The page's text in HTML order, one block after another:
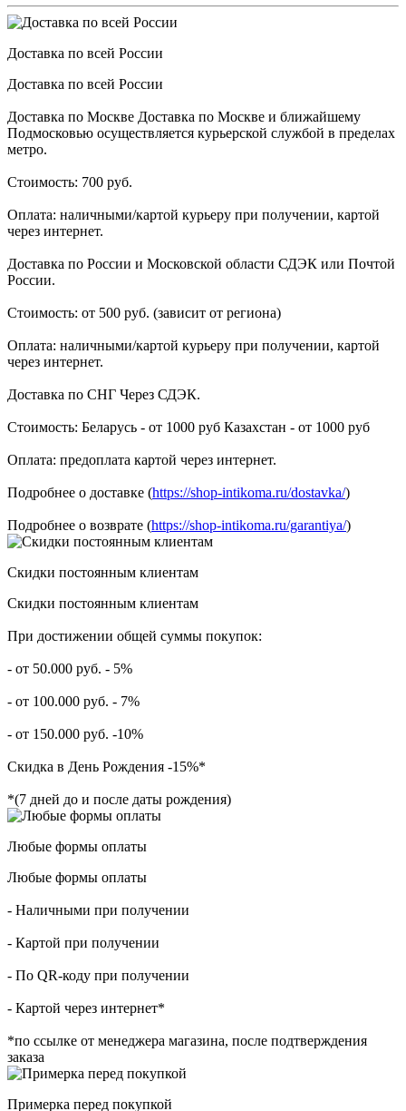
Доставка по всей России
Доставка по всей России
Доставка по Москве Доставка по Москве и ближайшему
Подмосковью осуществляется курьерской службой в пределах
метро.
Стоимость: 700 руб.
Оплата: наличными/картой курьеру при получении, картой
через интернет.
Доставка по России и Московской области СДЭК или Почтой
России.
Стоимость: от 500 руб. (зависит от региона)
Оплата: наличными/картой курьеру при получении, картой
через интернет.
Доставка по СНГ Через СДЭК.
Стоимость: Беларусь - от 1000 руб Казахстан - от 1000 руб
Оплата: предоплата картой через интернет.
Подробнее о доставке (https://shop-intikoma.ru/dostavka/)
Подробнее о возврате (https://shop-intikoma.ru/garantiya/)
Скидки постоянным клиентам
Скидки постоянным клиентам
При достижении общей суммы покупок:
- от 50.000 руб. - 5%
- от 100.000 руб. - 7%
- от 150.000 руб. -10%
Скидка в День Рождения -15%*
*(7 дней до и после даты рождения)
Любые формы оплаты
Любые формы оплаты
- Наличными при получении
- Картой при получении
- По QR-коду при получении
- Картой через интернет*
*по ссылке от менеджера магазина, после подтверждения
заказа
Примерка перед покупкой